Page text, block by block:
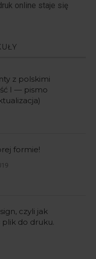
online staje się
z polskimi
I — pismo
formie!
czyli jak
do druku.